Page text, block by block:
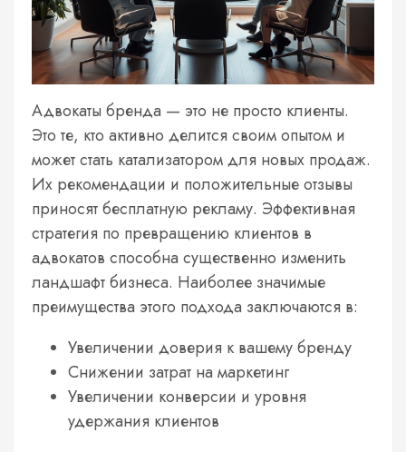
Адвокаты бренда — это не просто клиенты.
Это те, кто активно делится своим опытом и
может стать катализатором для новых продаж.
Их рекомендации и положительные отзывы
приносят бесплатную рекламу. Эффективная
стратегия по превращению клиентов в
адвокатов способна существенно изменить
ландшафт бизнеса. Наиболее значимые
преимущества этого подхода заключаются в:
Увеличении доверия к вашему бренду
Снижении затрат на маркетинг
Увеличении конверсии и уровня
удержания клиентов